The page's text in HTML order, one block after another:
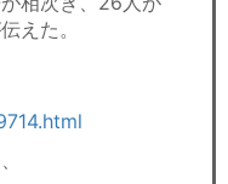
えた。